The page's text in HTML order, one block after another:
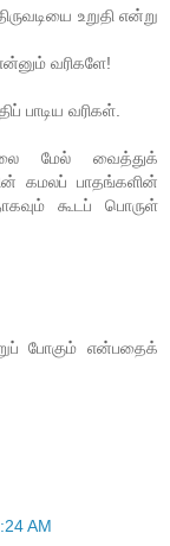
உறுதி என்று
வரிகளே!
பாடிய வரிகள்.
மேல் வைத்துக்
கமலப் பாதங்களின்
கூடப் பொருள்
போகும் என்பதைக்
AM